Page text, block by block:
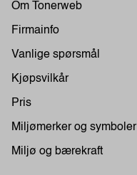
Om Tonerweb
Firmainfo
Vanlige spørsmål
Kjøpsvilkår
Pris
Miljømerker og symboler
Miljø og bærekraft